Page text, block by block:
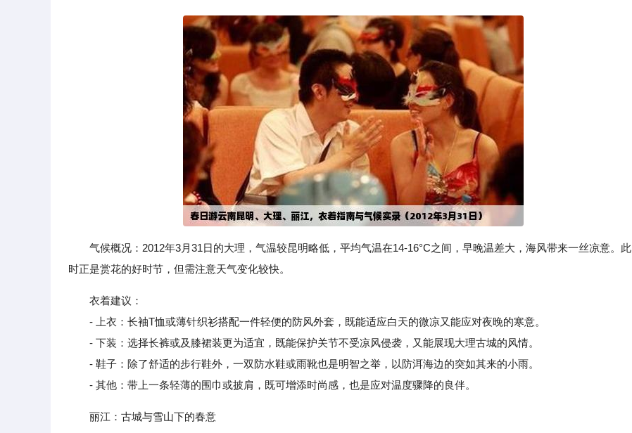
气候概况：2012年3月31日的大理，气温较昆明略低，平均气温在14-16°C之间，早晚温差大，海风带来一丝凉意。此
时正是赏花的好时节，但需注意天气变化较快。
衣着建议：
- 上衣：长袖T恤或薄针织衫搭配一件轻便的防风外套，既能适应白天的微凉又能应对夜晚的寒意。
- 下装：选择长裤或及膝裙装更为适宜，既能保护关节不受凉风侵袭，又能展现大理古城的风情。
- 鞋子：除了舒适的步行鞋外，一双防水鞋或雨靴也是明智之举，以防洱海边的突如其来的小雨。
- 其他：带上一条轻薄的围巾或披肩，既可增添时尚感，也是应对温度骤降的良伴。
丽江：古城与雪山下的春意